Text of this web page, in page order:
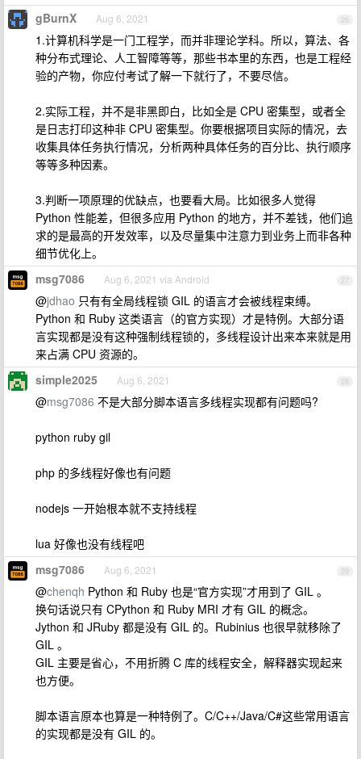
26
gBurnX Aug 6, 2021
1.计算机科学是一门工程学，而并非理论学科。所以，算法、各
种分布式理论、人工智障等等，那些书本里的东西，也是工程经
验的产物，你应付考试了解一下就行了，不要尽信。
2.实际工程，并不是非黑即白，比如全是 CPU 密集型，或者全
是日志打印这种非 CPU 密集型。你要根据项目实际的情况，去
收集具体任务执行情况，分析两种具体任务的百分比、执行顺序
等等多种因素。
3.判断一项原理的优缺点，也要看大局。比如很多人觉得
Python 性能差，但很多应用 Python 的地方，并不差钱，他们追
求的是最高的开发效率，以及尽量集中注意力到业务上而非各种
细节优化上。
27
msg7086 Aug 6, 2021 via Android
@jdhao 只有有全局线程锁 GIL 的语言才会被线程束缚。
Python 和 Ruby 这类语言（的官方实现）才是特例。大部分语
言实现都是没有这种强制线程锁的，多线程设计出来本来就是用
来占满 CPU 资源的。
28
simple2025 Aug 6, 2021
@msg7086 不是大部分脚本语言多线程实现都有问题吗?
python ruby gil
php 的多线程好像也有问题
nodejs 一开始根本就不支持线程
lua 好像也没有线程吧
29
msg7086 Aug 6, 2021
@chenqh Python 和 Ruby 也是“官方实现”才用到了 GIL 。
换句话说只有 CPython 和 Ruby MRI 才有 GIL 的概念。
Jython 和 JRuby 都是没有 GIL 的。Rubinius 也很早就移除了
GIL 。
GIL 主要是省心，不用折腾 C 库的线程安全，解释器实现起来
也方便。
脚本语言原本也算是一种特例了。C/C++/Java/C#这些常用语言
的实现都是没有 GIL 的。